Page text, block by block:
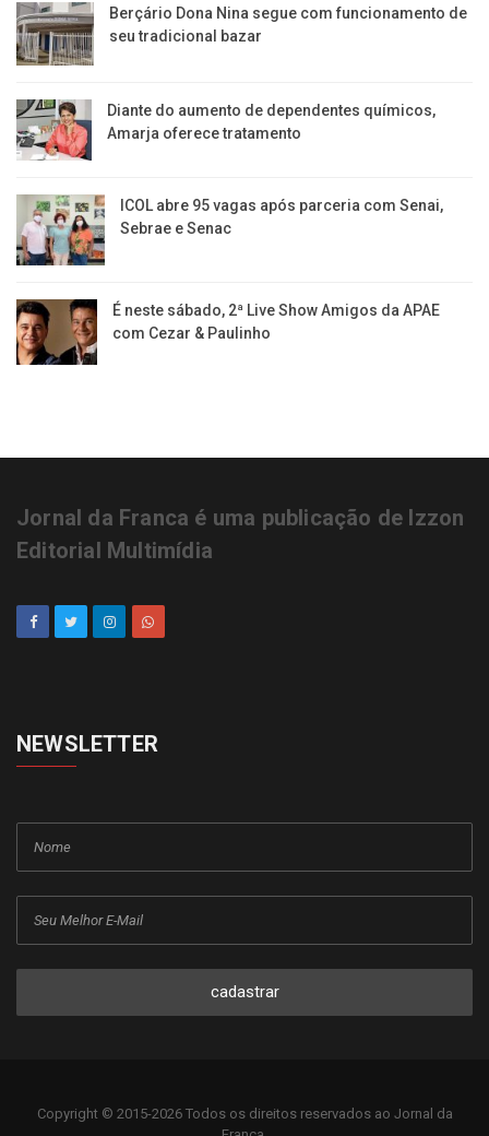
Berçário Dona Nina segue com funcionamento de
seu tradicional bazar
Diante do aumento de dependentes químicos,
Amarja oferece tratamento
ICOL abre 95 vagas após parceria com Senai,
Sebrae e Senac
É neste sábado, 2ª Live Show Amigos da APAE
com Cezar & Paulinho
Jornal da Franca é uma publicação de Izzon
Editorial Multimídia
NEWSLETTER
cadastrar
Copyright © 2015-2026 Todos os direitos reservados ao Jornal da